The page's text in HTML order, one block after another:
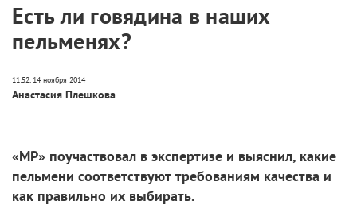
Есть ли говядина в наших
пельменях?
Анастасия Плешкова
«МР» поучаствовал в экспертизе и выяснил, какие
пельмени соответствуют требованиям качества и
как правильно их выбирать.